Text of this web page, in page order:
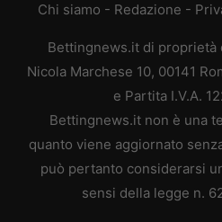
Chi siamo - Redazione -
Bettingnews.it di proprietà
Nicola Marchese 10, 00141
e Partita I.V.A.
Bettingnews.it non è una
quanto viene aggiornato
può pertanto considerarsi
sensi della legge n.